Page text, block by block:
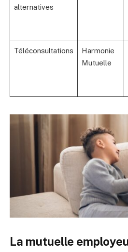
alternatives
Téléconsultations
Harmonie
Mutuelle
La mutuelle